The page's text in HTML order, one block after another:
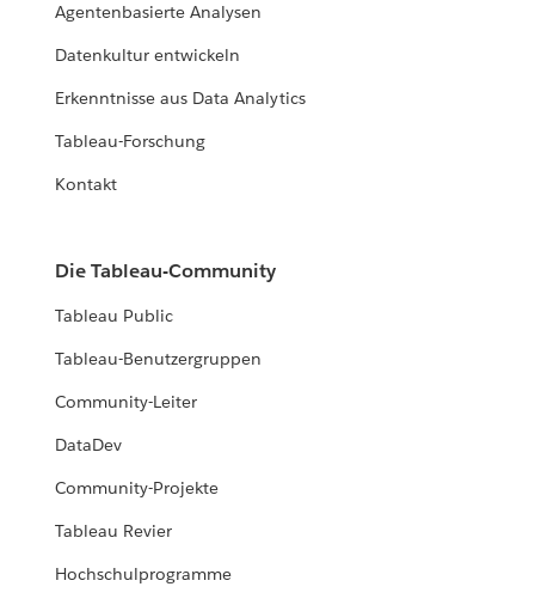
Agentenbasierte Analysen
Datenkultur entwickeln
Erkenntnisse aus Data Analytics
Tableau-Forschung
Kontakt
Die Tableau-Community
Tableau Public
Tableau-Benutzergruppen
Community-Leiter
DataDev
Community-Projekte
Tableau Revier
Hochschulprogramme